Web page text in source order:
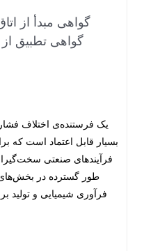
گواهی مبدأ از
گواهی تطبیق از
بسیار قابل اعتماد است که
فرآیندهای صنعتی
طور گسترده در بخش‌های
فرآوری شیمیایی و تولید